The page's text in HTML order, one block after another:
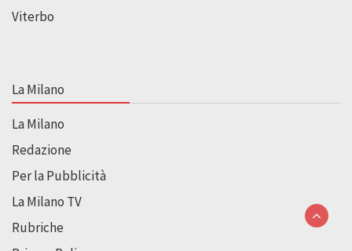
Viterbo
La Milano
La Milano
Redazione
Per la Pubblicità
La Milano TV
Rubriche